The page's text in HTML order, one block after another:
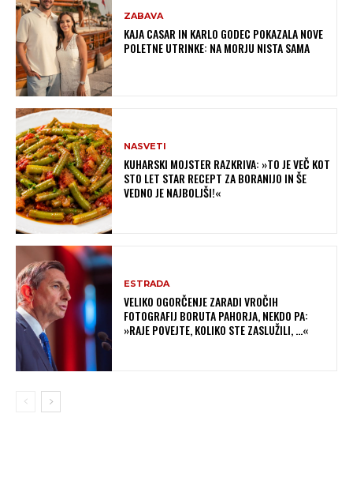
ZABAVA
KAJA CASAR IN KARLO GODEC POKAZALA NOVE
POLETNE UTRINKE: NA MORJU NISTA SAMA
NASVETI
KUHARSKI MOJSTER RAZKRIVA: »TO JE VEČ KOT
STO LET STAR RECEPT ZA BORANIJO IN ŠE
VEDNO JE NAJBOLJŠI!«
ESTRADA
VELIKO OGORČENJE ZARADI VROČIH
FOTOGRAFIJ BORUTA PAHORJA, NEKDO PA:
»RAJE POVEJTE, KOLIKO STE ZASLUŽILI, …«